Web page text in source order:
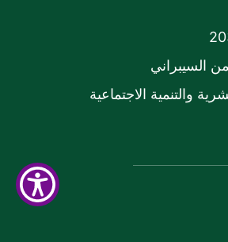
السيبراني
والتنمية الاجتماعية